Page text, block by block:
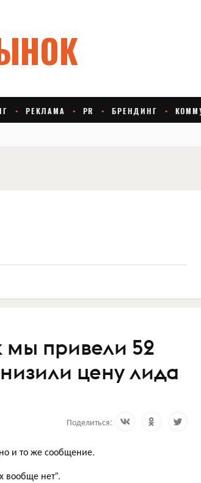
мы привели 52
цену лида
Поделиться:
и то же сообщение.
вообще нет”.